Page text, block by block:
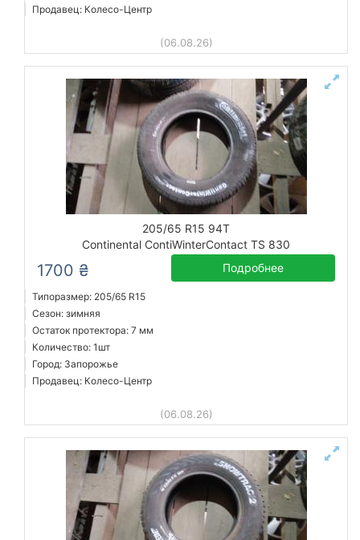
Продавец: Колесо-Центр
(06.08.26)
205/65 R15 94T
Continental ContiWinterContact TS 830
1700 ₴ Подробнее
Типоразмер: 205/65 R15
Сезон: зимняя
Остаток протектора: 7 мм
Количество: 1шт
Город: Запорожье
Продавец: Колесо-Центр
(06.08.26)